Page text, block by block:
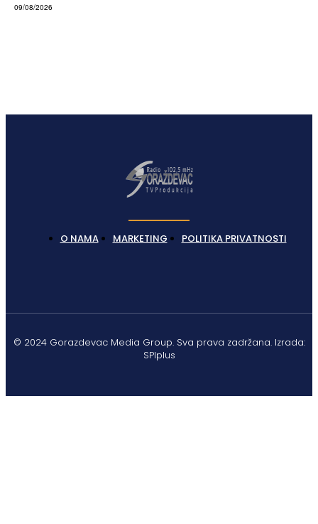
09/08/2026
O NAMA MARKETING POLITIKA PRIVATNOSTI
© 2024 Gorazdevac Media Group. Sva prava zadržana. Izrada:
SPIplus